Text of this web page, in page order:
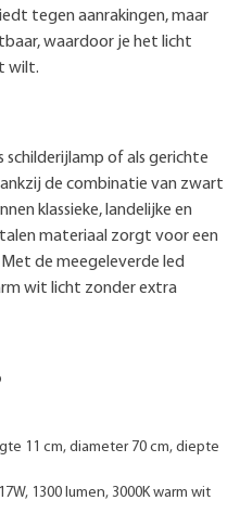
tegen aanrakingen, maar
waardoor je het licht
wilt.
schilderijlamp of als gerichte
de combinatie van zwart
klassieke, landelijke en
materiaal zorgt voor een
de meegeleverde led
wit licht zonder extra
11 cm, diameter 70 cm, diepte
1300 lumen, 3000K warm wit